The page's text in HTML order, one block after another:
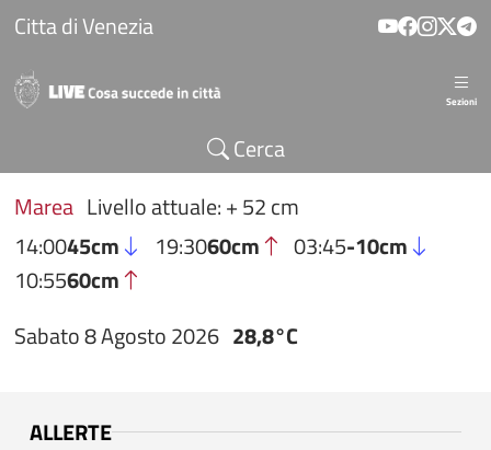
Salta al contenuto principale
Citta di Venezia
Sezioni
Cerca
Marea Livello attuale: + 52 cm
14:0045cm 19:3060cm 03:45-10cm
10:5560cm
Sabato 8 Agosto 2026 28,8°C
ALLERTE